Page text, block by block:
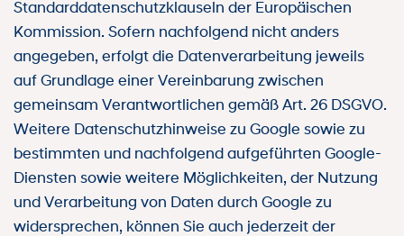
Standarddatenschutzklauseln der Europäischen
Kommission. Sofern nachfolgend nicht anders
angegeben, erfolgt die Datenverarbeitung jeweils
auf Grundlage einer Vereinbarung zwischen
gemeinsam Verantwortlichen gemäß Art. 26 DSGVO.
Weitere Datenschutzhinweise zu Google sowie zu
bestimmten und nachfolgend aufgeführten Google-
Diensten sowie weitere Möglichkeiten, der Nutzung
und Verarbeitung von Daten durch Google zu
widersprechen, können Sie auch jederzeit der